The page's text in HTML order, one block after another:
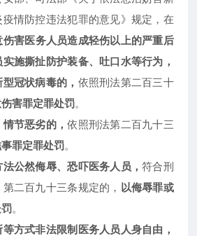
情防控违法犯罪的意见》规定，在
伤害医务人员造成轻伤以上的严重后
施撕扯防护装备、吐口水等行为，
冠状病毒的， 依照刑法第二百三十
伤害罪定罪处罚。
情节恶劣的，依照刑法第二百九十三
罪定罪处罚。
公然侮辱、恐吓医务人员，符合刑
二百九十三条规定的， 以侮辱罪或
。
方式非法限制医务人员人身自由，